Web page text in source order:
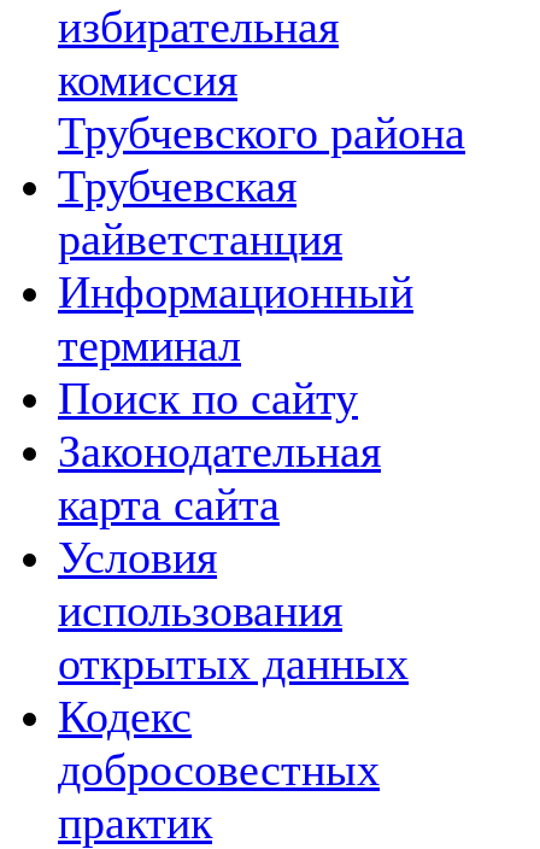
избирательная
комиссия
Трубчевского района
Трубчевская
райветстанция
Информационный
терминал
Поиск по сайту
Законодательная
карта сайта
Условия
использования
открытых данных
Кодекс
добросовестных
практик